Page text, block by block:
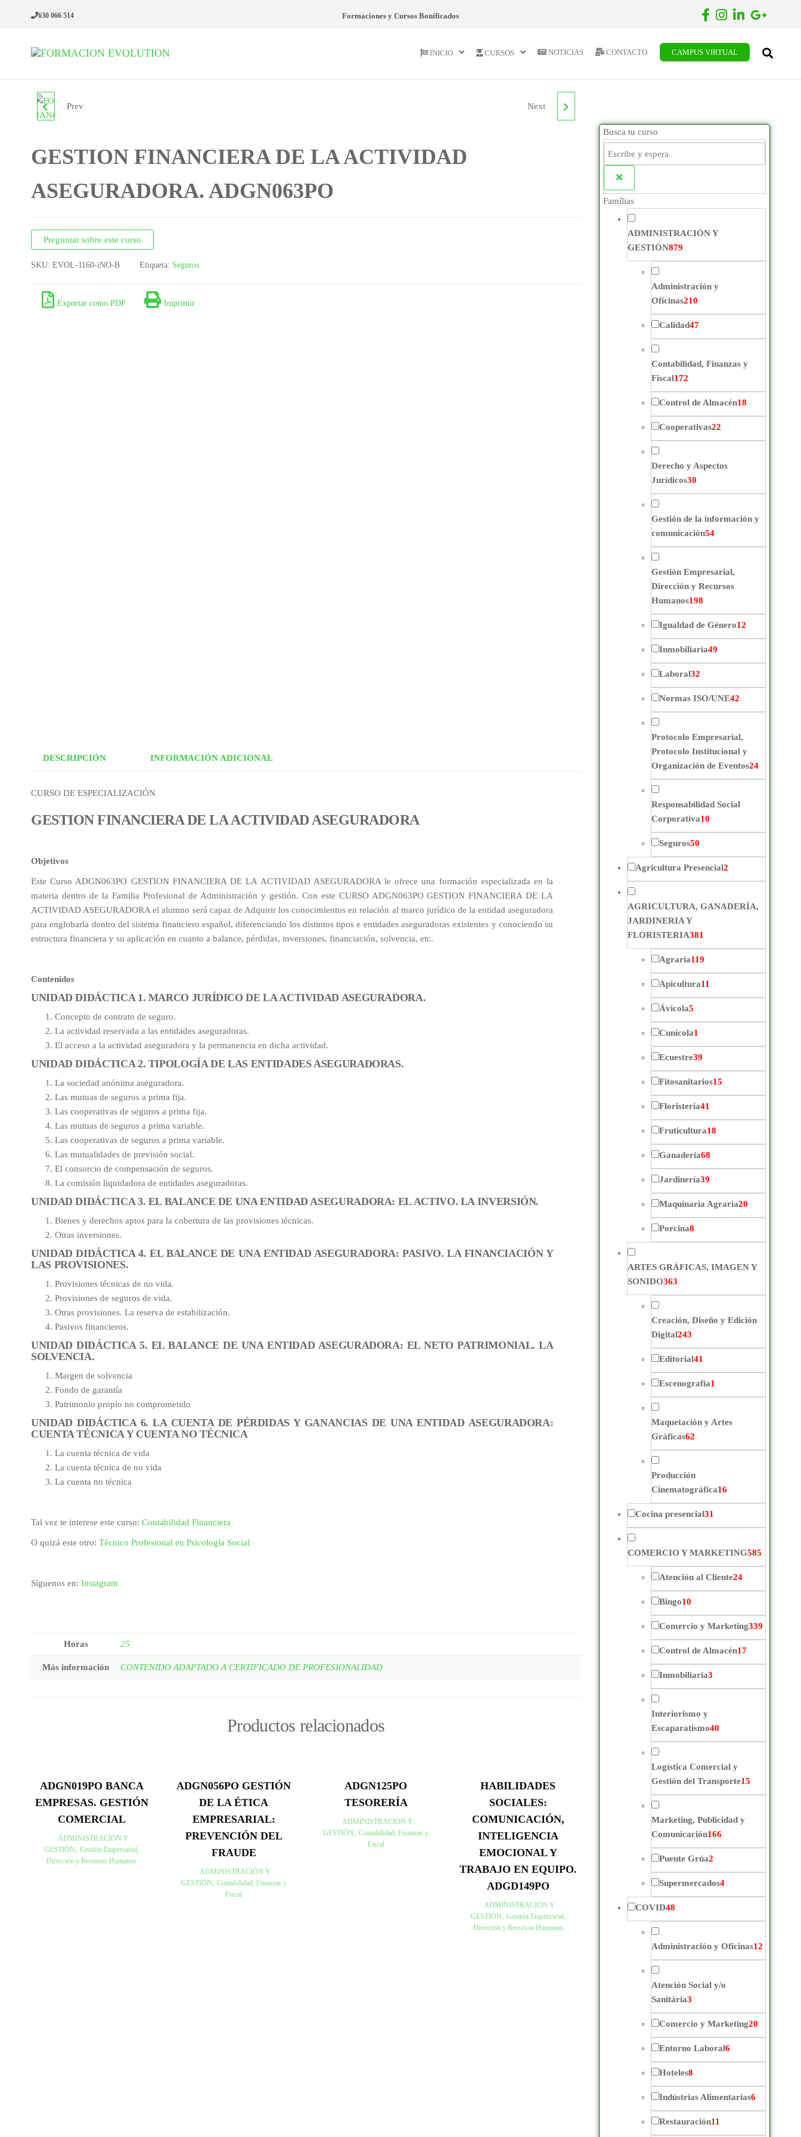
630 066 514 Formaciones y Cursos Bonificados
Evolution
CAMPUS VIRTUAL
INICIO CURSOS NOTICIAS CONTACTO
BANCARIA. ADGN052PO
Prev
GENERAL
Next
GESTION FINANCIERA DE LA ACTIVIDAD
ASEGURADORA. ADGN063PO
Preguntar sobre este curso
SKU: EVOL-1160-iNO-B Etiqueta: Seguros
Exportar como PDF Imprimir
DESCRIPCIÓN INFORMACIÓN ADICIONAL
CURSO DE ESPECIALIZACIÓN
GESTION FINANCIERA DE LA ACTIVIDAD ASEGURADORA
Objetivos
Este Curso ADGN063PO GESTION FINANCIERA DE LA ACTIVIDAD ASEGURADORA le ofrece una formación especializada en la
materia dentro de la Familia Profesional de Administración y gestión. Con este CURSO ADGN063PO GESTION FINANCIERA DE LA
ACTIVIDAD ASEGURADORA el alumno será capaz de Adquirir los conocimientos en relación al marco jurídico de la entidad aseguradora
para englobarla dentro del sistema financiero español, diferenciando los distintos tipos e entidades aseguradoras existentes y conociendo su
estructura financiera y su aplicación en cuanto a balance, pérdidas, inversiones, financiación, solvencia, etc.
Contenidos
UNIDAD DIDÁCTICA 1. MARCO JURÍDICO DE LA ACTIVIDAD ASEGURADORA.
Concepto de contrato de seguro.
La actividad reservada a las entidades aseguradoras.
El acceso a la actividad aseguradora y la permanencia en dicha actividad.
UNIDAD DIDÁCTICA 2. TIPOLOGÍA DE LAS ENTIDADES ASEGURADORAS.
La sociedad anónima aseguradora.
Las mutuas de seguros a prima fija.
Las cooperativas de seguros a prima fija.
Las mutuas de seguros a prima variable.
Las cooperativas de seguros a prima variable.
Las mutualidades de previsión social.
El consorcio de compensación de seguros.
La comisión liquidadora de entidades aseguradoras.
UNIDAD DIDÁCTICA 3. EL BALANCE DE UNA ENTIDAD ASEGURADORA: EL ACTIVO. LA INVERSIÓN.
Bienes y derechos aptos para la cobertura de las provisiones técnicas.
Otras inversiones.
UNIDAD DIDÁCTICA 4. EL BALANCE DE UNA ENTIDAD ASEGURADORA: PASIVO. LA FINANCIACIÓN Y
LAS PROVISIONES.
Provisiones técnicas de no vida.
Provisiones de seguros de vida.
Otras provisiones. La reserva de estabilización.
Pasivos financieros.
UNIDAD DIDÁCTICA 5. EL BALANCE DE UNA ENTIDAD ASEGURADORA: EL NETO PATRIMONIAL. LA
SOLVENCIA.
Margen de solvencia
Fondo de garantía
Patrimonio propio no comprometido
UNIDAD DIDÁCTICA 6. LA CUENTA DE PÉRDIDAS Y GANANCIAS DE UNA ENTIDAD ASEGURADORA:
CUENTA TÉCNICA Y CUENTA NO TÉCNICA
La cuenta técnica de vida
La cuenta técnica de no vida
La cuenta no técnica
Tal vez te interese este curso: Contabilidad Financiera
O quizá este otro: Técnico Profesional en Psicología Social
Síguenos en: Instagram
Horas 25
Más información CONTENIDO ADAPTADO A CERTIFICADO DE PROFESIONALIDAD
Productos relacionados
ADGN019PO BANCA
EMPRESAS. GESTIÓN
COMERCIAL
ADMINISTRACIÓN Y
GESTIÓN, Gestión Empresarial,
Dirección y Recursos Humanos
ADGN056PO GESTIÓN
DE LA ÉTICA
EMPRESARIAL:
PREVENCIÓN DEL
FRAUDE
ADMINISTRACIÓN Y
GESTIÓN, Contabilidad, Finanzas y
Fiscal
ADGN125PO
TESORERÍA
ADMINISTRACIÓN Y
GESTIÓN, Contabilidad, Finanzas y
Fiscal
HABILIDADES
SOCIALES:
COMUNICACIÓN,
INTELIGENCIA
EMOCIONAL Y
TRABAJO EN EQUIPO.
ADGD149PO
ADMINISTRACIÓN Y
GESTIÓN, Gestión Empresarial,
Dirección y Recursos Humanos
Busca tu curso
Famílias
ADMINISTRACIÓN Y
GESTIÓN879
Administración y
Oficinas210
Calidad47
Contabilidad, Finanzas y
Fiscal172
Control de Almacén18
Cooperativas22
Derecho y Aspectos
Jurídicos30
Gestión de la información y
comunicación54
Gestión Empresarial,
Dirección y Recursos
Humanos198
Igualdad de Género12
Inmobiliaria49
Laboral32
Normas ISO/UNE42
Protocolo Empresarial,
Protocolo Institucional y
Organización de Eventos24
Responsabilidad Social
Corporativa10
Seguros50
Agricultura Presencial2
AGRICULTURA, GANADERÍA,
JARDINERIA Y
FLORISTERIA381
Agraria119
Apicultura11
Ávicola5
Cunícola1
Ecuestre39
Fitosanitarios15
Floristeria41
Fruticultura18
Ganadería68
Jardinería39
Maquinaria Agraria20
Porcina8
ARTES GRÁFICAS, IMAGEN Y
SONIDO363
Creación, Diseño y Edición
Digital243
Editorial41
Escenografía1
Maquetación y Artes
Gráficas62
Producción
Cinematográfica16
Cocina presencial31
COMERCIO Y MARKETING585
Atención al Cliente24
Bingo10
Comercio y Marketing339
Control de Almacén17
Inmobiliaria3
Interiorismo y
Escaparatismo40
Logística Comercial y
Gestión del Transporte15
Marketing, Publicidad y
Comunicación166
Puente Grúa2
Supermercados4
COVID48
Administración y Oficinas12
Atención Social y/o
Sanitária3
Comercio y Marketing20
Entorno Laboral6
Hoteles8
Indústrias Alimentarias6
Restauración11